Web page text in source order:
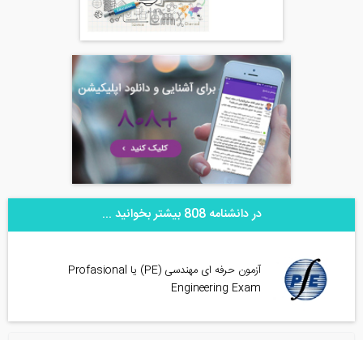
در دانشنامه 808 بیشتر بخوانید ...
آزمون حرفه ای مهندسی (PE) یا Profasional
Engineering Exam